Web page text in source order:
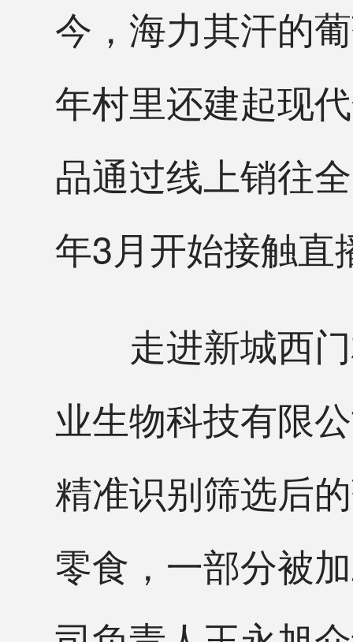
今，海力其汗的
年村里还建起现
品通过线上销往
年3月开始接触直
走进新城西门
业生物科技有限
精准识别筛选后
零食，一部分被